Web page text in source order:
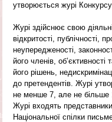
утворюється журі
Журі здійснює свою
відкритості, публічності,
неупередженості,
його членів, об’єктивності
його рішень,
до претендентів. Журі
не менше 7, але не більше
Журі входять
Національної спілки